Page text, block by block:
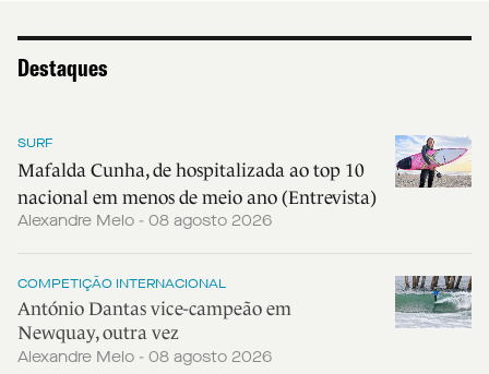
Destaques
SURF
Mafalda Cunha, de hospitalizada ao top 10
nacional em menos de meio ano (Entrevista)
Alexandre Melo - 08 agosto 2026
COMPETIÇÃO INTERNACIONAL
António Dantas vice-campeão em
Newquay, outra vez
Alexandre Melo - 08 agosto 2026